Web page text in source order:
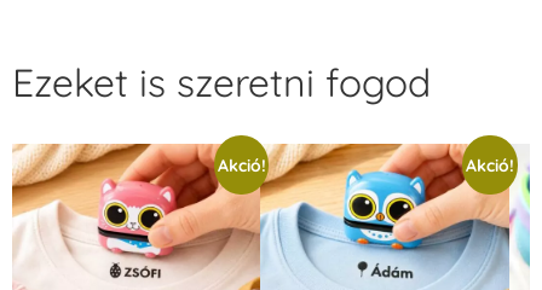
Ezeket is szeretni fogod
Akció! Akció!